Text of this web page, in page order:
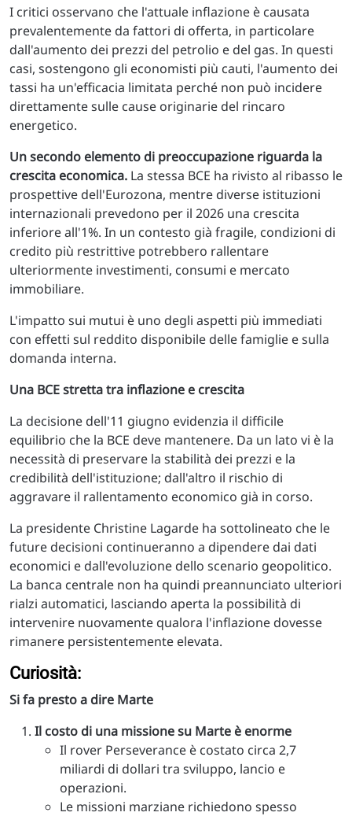
I critici osservano che l'attuale inflazione è causata
prevalentemente da fattori di offerta, in particolare
dall'aumento dei prezzi del petrolio e del gas. In questi
casi, sostengono gli economisti più cauti, l'aumento dei
tassi ha un'efficacia limitata perché non può incidere
direttamente sulle cause originarie del rincaro
energetico.
Un secondo elemento di preoccupazione riguarda la
crescita economica. La stessa BCE ha rivisto al ribasso le
prospettive dell'Eurozona, mentre diverse istituzioni
internazionali prevedono per il 2026 una crescita
inferiore all'1%. In un contesto già fragile, condizioni di
credito più restrittive potrebbero rallentare
ulteriormente investimenti, consumi e mercato
immobiliare.
L'impatto sui mutui è uno degli aspetti più immediati
con effetti sul reddito disponibile delle famiglie e sulla
domanda interna.
Una BCE stretta tra inflazione e crescita
La decisione dell'11 giugno evidenzia il difficile
equilibrio che la BCE deve mantenere. Da un lato vi è la
necessità di preservare la stabilità dei prezzi e la
credibilità dell'istituzione; dall'altro il rischio di
aggravare il rallentamento economico già in corso.
La presidente Christine Lagarde ha sottolineato che le
future decisioni continueranno a dipendere dai dati
economici e dall'evoluzione dello scenario geopolitico.
La banca centrale non ha quindi preannunciato ulteriori
rialzi automatici, lasciando aperta la possibilità di
intervenire nuovamente qualora l'inflazione dovesse
rimanere persistentemente elevata.
Curiosità:
Si fa presto a dire Marte
Il costo di una missione su Marte è enorme
Il rover Perseverance è costato circa 2,7
miliardi di dollari tra sviluppo, lancio e
operazioni.
Le missioni marziane richiedono spesso